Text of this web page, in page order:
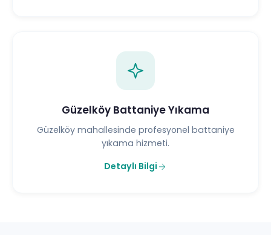
Güzelköy Battaniye Yıkama
Güzelköy mahallesinde profesyonel battaniye
yıkama hizmeti.
Detaylı Bilgi